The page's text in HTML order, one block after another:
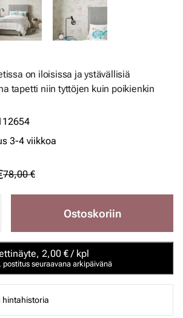
on iloisissa ja ystävällisiä
tapetti niin tyttöjen kuin poikienkin
3-4 viikkoa
78,00 €
Ostoskoriin
2,00 € / kpl
postitus seuraavana arkipäivänä
hintahistoria